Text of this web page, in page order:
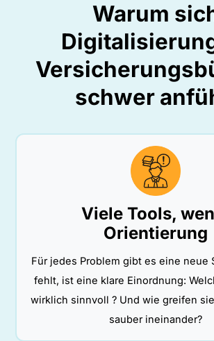
Warum
schwer
Viele Tools,
Orientierung
Für jedes Problem gibt es eine neue
fehlt, ist eine klare Einordnung:
wirklich sinnvoll ? Und wie greifen
sauber ineinander?